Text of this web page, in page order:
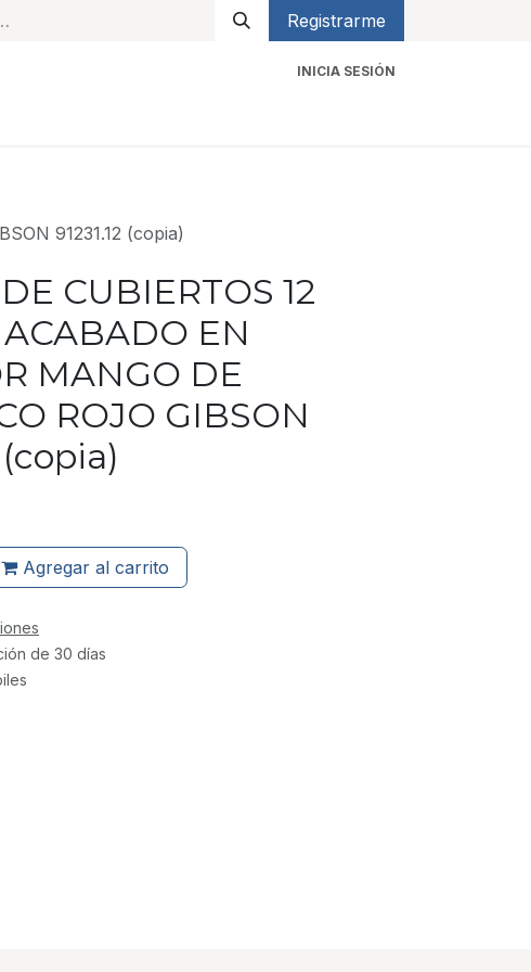
Registrarme
INICIA SESIÓN
91231.12 (copia)
CUBIERTOS 12
EN
MANGO DE
ROJO GIBSON
(copia)
Agregar al carrito
de 30 días